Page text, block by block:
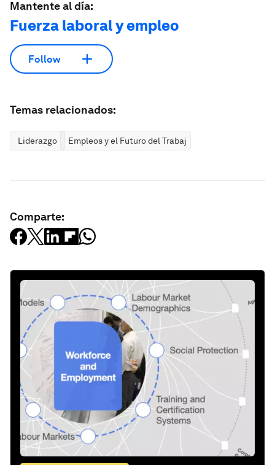
Mantente al día:
Fuerza laboral y empleo
Follow
Temas relacionados:
Liderazgo Empleos y el Futuro del Trabajo
Comparte: